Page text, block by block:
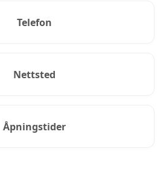
Telefon
Nettsted
Åpningstider